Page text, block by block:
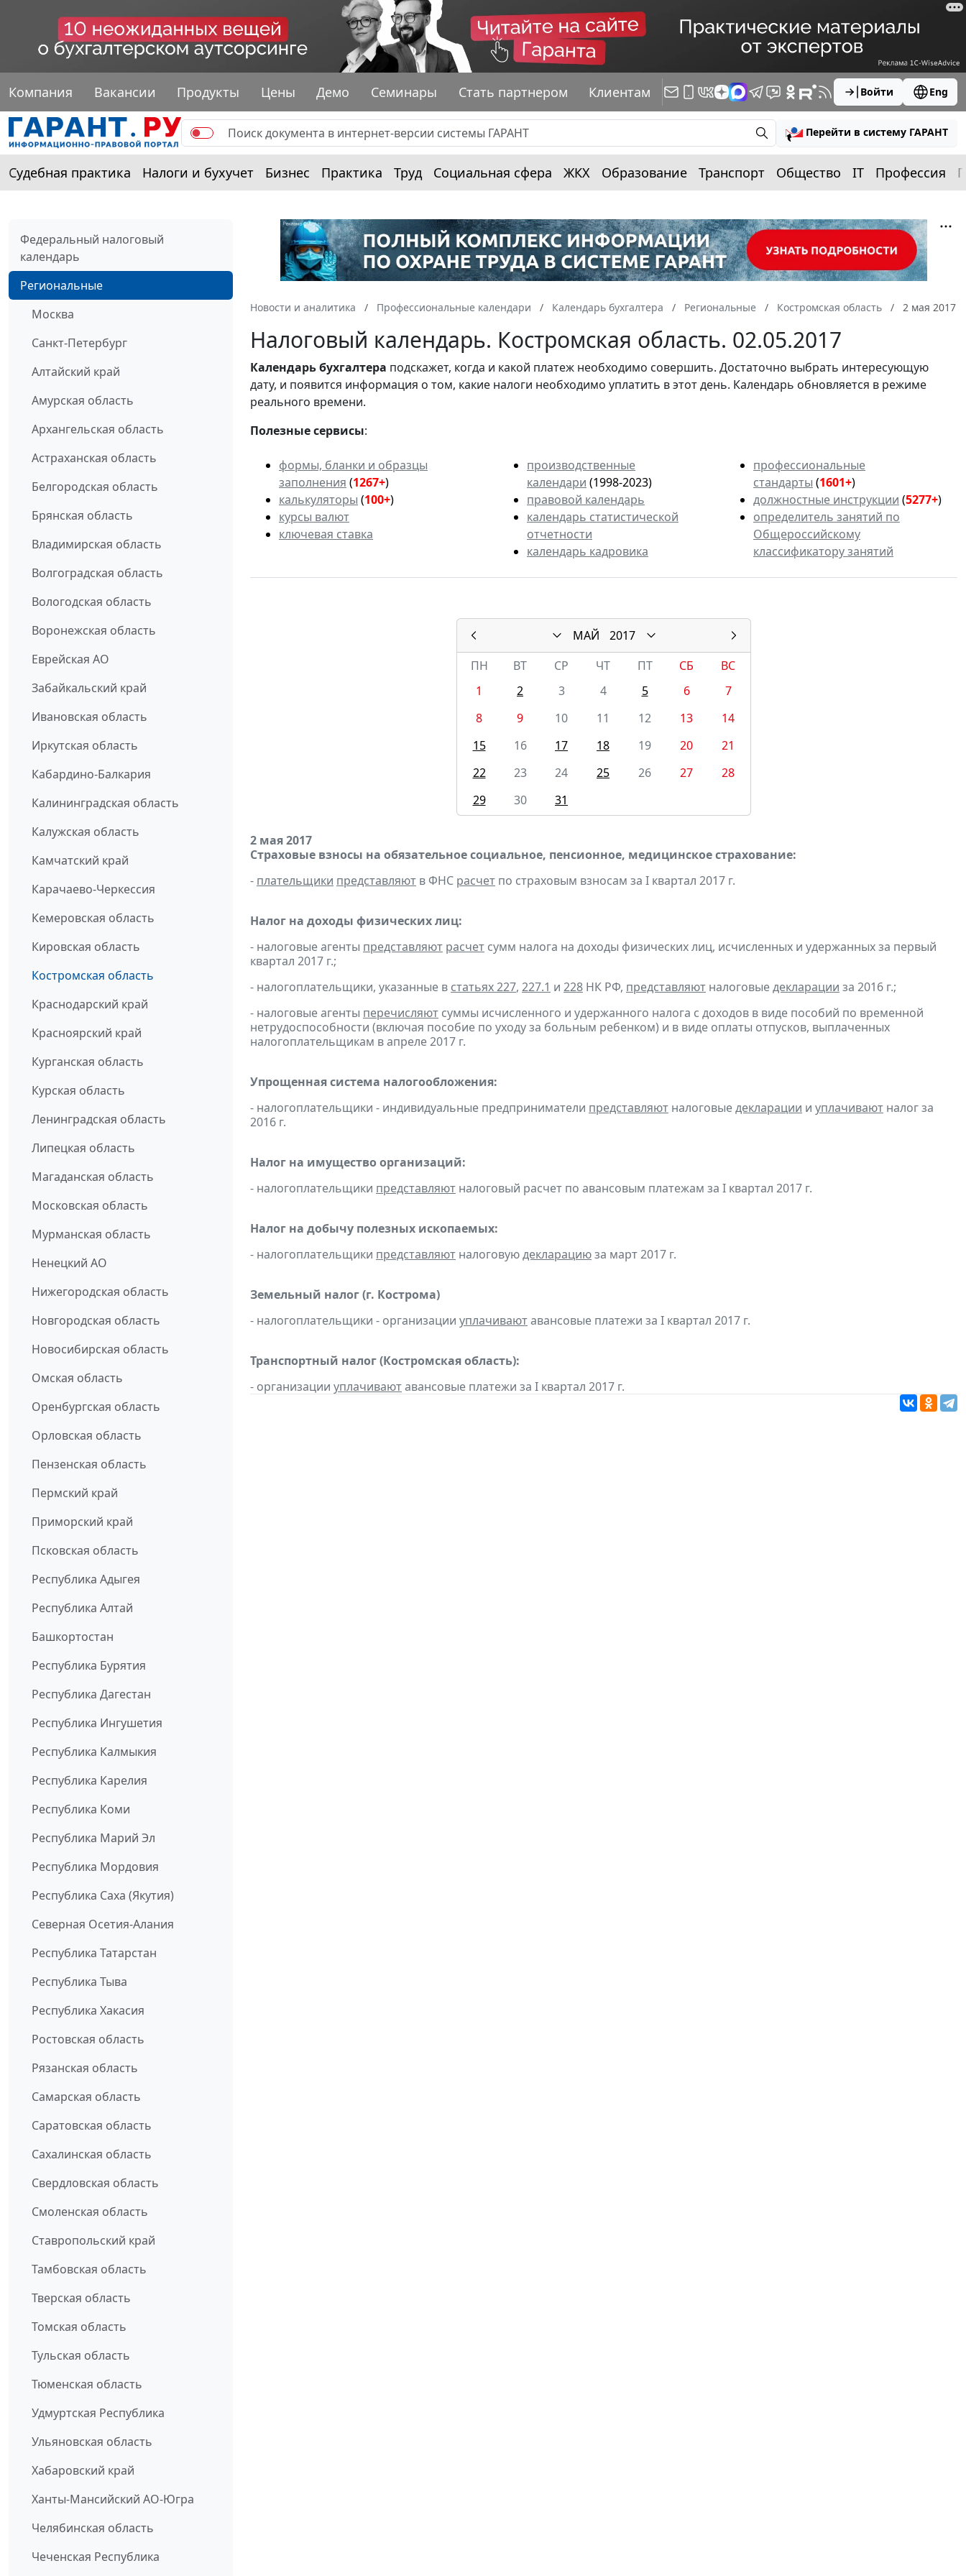
Компания Вакансии Продукты Цены Демо Семинары Стать партнером Клиентам Войти Eng
Перейти в систему ГАРАНТ
Судебная практика Налоги и бухучет Бизнес Практика Труд Социальная сфера ЖКХ Образование Транспорт Общество IT Профессия
Федеральный налоговый
календарь
Региональные
Москва
Санкт-Петербург
Алтайский край
Амурская область
Архангельская область
Астраханская область
Белгородская область
Брянская область
Владимирская область
Волгоградская область
Вологодская область
Воронежская область
Еврейская АО
Забайкальский край
Ивановская область
Иркутская область
Кабардино-Балкария
Калининградская область
Калужская область
Камчатский край
Карачаево-Черкессия
Кемеровская область
Кировская область
Костромская область
Краснодарский край
Красноярский край
Курганская область
Курская область
Ленинградская область
Липецкая область
Магаданская область
Московская область
Мурманская область
Ненецкий АО
Нижегородская область
Новгородская область
Новосибирская область
Омская область
Оренбургская область
Орловская область
Пензенская область
Пермский край
Приморский край
Псковская область
Республика Адыгея
Республика Алтай
Башкортостан
Республика Бурятия
Республика Дагестан
Республика Ингушетия
Республика Калмыкия
Республика Карелия
Республика Коми
Республика Марий Эл
Республика Мордовия
Республика Саха (Якутия)
Северная Осетия-Алания
Республика Татарстан
Республика Тыва
Республика Хакасия
Ростовская область
Рязанская область
Самарская область
Саратовская область
Сахалинская область
Свердловская область
Смоленская область
Ставропольский край
Тамбовская область
Тверская область
Томская область
Тульская область
Тюменская область
Удмуртская Республика
Ульяновская область
Хабаровский край
Ханты-Мансийский АО-Югра
Челябинская область
Чеченская Республика
Новости и аналитика Профессиональные календари Календарь бухгалтера Региональные Костромская область 2 мая 2017
Налоговый календарь. Костромская область. 02.05.2017
Календарьбухгалтера подскажет, когда и какой платеж необходимо совершить. Достаточно выбрать интересующую
дату, и появится информация о том, какие налоги необходимо уплатить в этот день. Календарь обновляется в режиме
реального времени.
Полезные сервисы:
формы, бланки и образцы
заполнения (1267+)
калькуляторы (100+)
курсы валют
ключевая ставка
производственные
календари (1998-2023)
правовой календарь
календарь статистической
отчетности
календарь кадровика
профессиональные
стандарты (1601+)
должностные инструкции (5277+)
определитель занятий по
Общероссийскому
классификатору занятий
МАЙ
2017
ПН
ВТ СР ЧТ ПТ СБ
ВС
1
2 3 4 5 6
7
8
9 10 11 12 13
14
15
16 17 18 19 20
21
22
23 24 25 26 27
28
29
30 31
2 мая 2017
Страховые взносы на обязательное социальное, пенсионное, медицинское страхование:
- плательщики представляют в ФНС расчет по страховым взносам за I квартал 2017 г.
Налог на доходы физических лиц:
- налоговые агенты представляют расчет сумм налога на доходы физических лиц, исчисленных и удержанных за первый
квартал 2017 г.;
- налогоплательщики, указанные в статьях 227, 227.1 и 228 НК РФ, представляют налоговыедекларации за 2016 г.;
- налоговые агенты перечисляют суммы исчисленного и удержанного налога с доходов в виде пособий по временной
нетрудоспособности (включая пособие по уходу за больным ребенком) и в виде оплаты отпусков, выплаченных
налогоплательщикам в апреле 2017 г.
Упрощенная система налогообложения:
- налогоплательщики - индивидуальные предприниматели представляют налоговыедекларации и уплачивают налог за
2016 г.
Налог на имущество организаций:
- налогоплательщики представляют налоговый расчет по авансовым платежам за I квартал 2017 г.
Налог на добычу полезных ископаемых:
- налогоплательщики представляют налоговуюдекларациюза март 2017 г.
Земельный налог (г. Кострома)
- налогоплательщики - организации уплачиваютавансовые платежи за I квартал 2017 г.
Транспортный налог (Костромская область):
- организации уплачиваютавансовые платежи за I квартал 2017 г.